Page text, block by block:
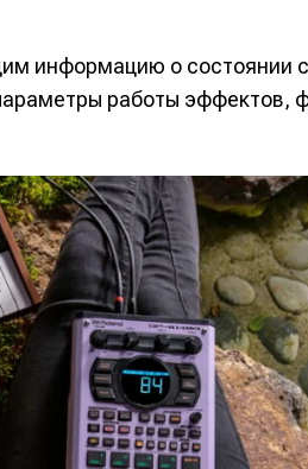
информацию о состоянии
работы эффектов,